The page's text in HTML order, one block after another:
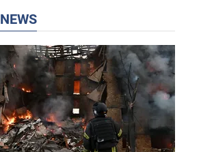
NEWS